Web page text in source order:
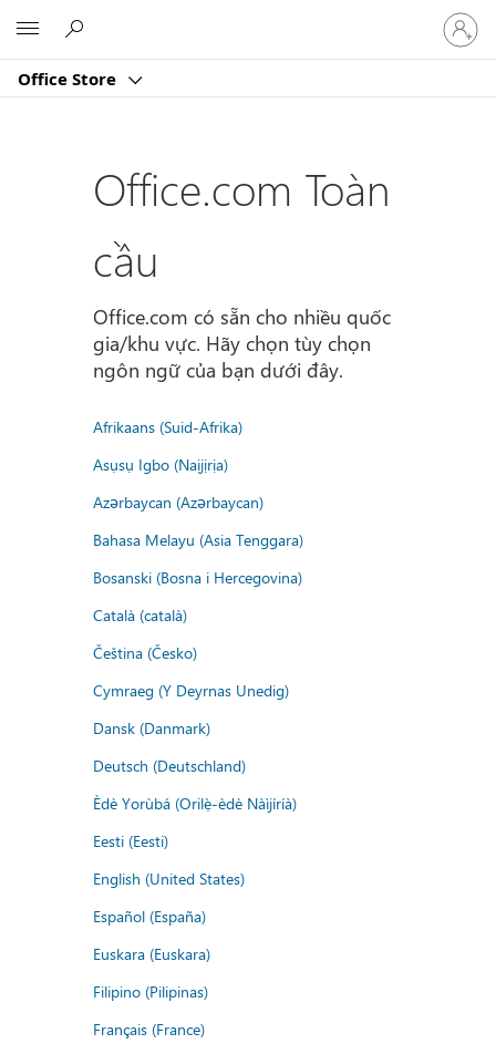
Office Store
Đăng
nhập
tài
của
Office.com Toàn
cầu
Office.com có sẵn cho nhiều quốc
gia/khu vực. Hãy chọn tùy chọn
ngôn ngữ của bạn dưới đây.
Afrikaans (Suid-Afrika)
Asụsụ Igbo (Naịjịrịa)
Azərbaycan (Azərbaycan)
Bahasa Melayu (Asia Tenggara)
Bosanski (Bosna i Hercegovina)
Català (català)
Čeština (Česko)
Cymraeg (Y Deyrnas Unedig)
Dansk (Danmark)
Deutsch (Deutschland)
Èdè Yorùbá (Orilẹ̀-èdè Nàìjíríà)
Eesti (Eesti)
English (United States)
Español (España)
Euskara (Euskara)
Filipino (Pilipinas)
Français (France)